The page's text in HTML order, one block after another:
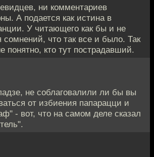
ни комментариев
А подается как истина в
У читающего как бы и не
сомнений, что так все и было. Так
кто тут пострадавший.
не соблаговалили ли бы вы
от избиения папарацци и
- вот, что на самом деле сказал